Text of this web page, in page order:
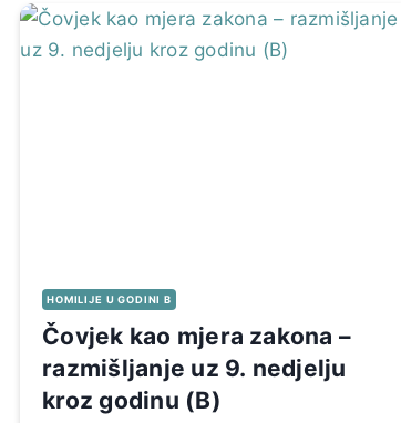
HOMILIJE U GODINI B
Čovjek kao mjera zakona –
razmišljanje uz 9. nedjelju
kroz godinu (B)